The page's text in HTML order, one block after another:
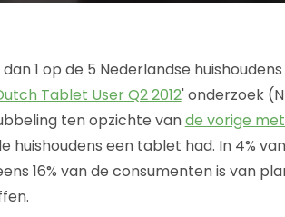
1 op de 5 Nederlandse
Tablet User Q2 2012' onderzoek
ten opzichte vande vorige
huishoudens een tablet had. In 4%
16% van de consumenten is van